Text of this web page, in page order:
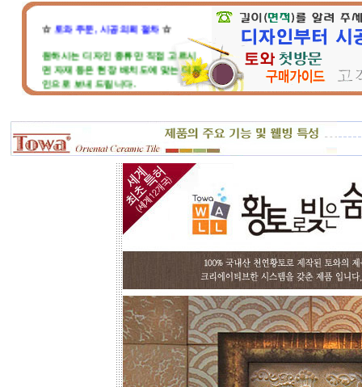
면 자재 등은 현장 배치도에 맞는 디자
인으로 보내 드립니다.
토와 분청사기 부조 벽화는 일련
번호가 있으니, 근처에 타일공을 불러
직접 시공하시고, 번거러워 저희 시공
팀에 의뢰하시면, 시공 포함한 세부 견
포인트 벽화는 토아트에서..
고객님 댁, 벽체 가로세로 크기를 줄자
로 길이를 대략 재어 보시고,
토와의 포인트 컨셉만 골라주시면 최
선의 디자인+견적을 드립니다.
예산에 따라 포인트 벽화부분 즉, 토
아트의 작품크기를 줄이면 저렴하게
도 가능하오니, 거실 아트월 이외에는
토와월과 같은 패턴타일 위주로 디자
인해도 친환경과 기능성 자재의 성능